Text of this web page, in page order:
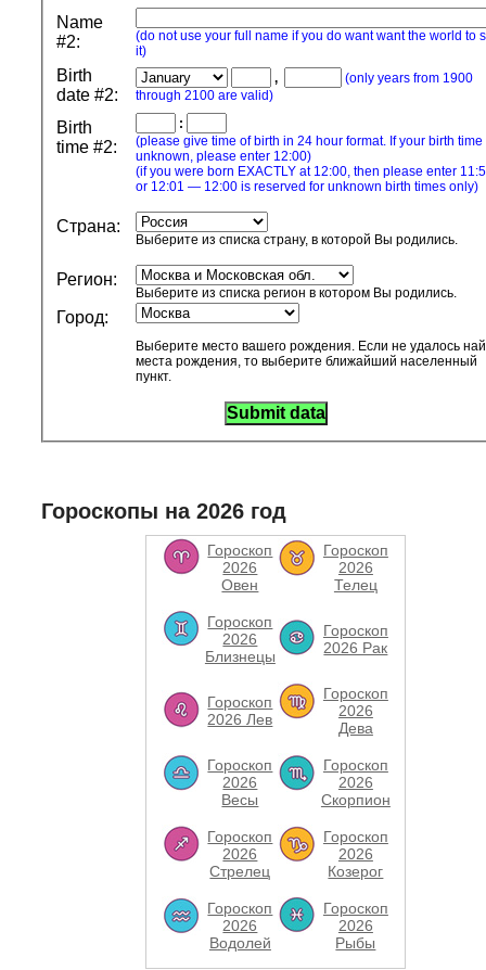
Name
#2:
(do not use your full name if you do want want the world to
it)
Birth
date #2:
,
(only years from 1900
through 2100 are valid)
Birth
time #2:
:
(please give time of birth in 24 hour format. If your birth time
unknown, please enter 12:00)
(if you were born EXACTLY at 12:00, then please enter
or 12:01 — 12:00 is reserved for unknown birth times only)
Страна:
Выберите из списка страну, в которой Вы родились.
Регион:
Выберите из списка регион в котором Вы родились.
Город:
Выберите место вашего рождения. Если не удалось
места рождения, то выберите ближайший населенный
пункт.
Гороскопы на 2026 год
Гороскоп
2026
Овен
Гороскоп
2026
Телец
Гороскоп
2026
Близнецы
Гороскоп
2026 Рак
Гороскоп
2026 Лев
Гороскоп
2026
Дева
Гороскоп
2026
Весы
Гороскоп
2026
Скорпион
Гороскоп
2026
Стрелец
Гороскоп
2026
Козерог
Гороскоп
2026
Водолей
Гороскоп
2026
Рыбы